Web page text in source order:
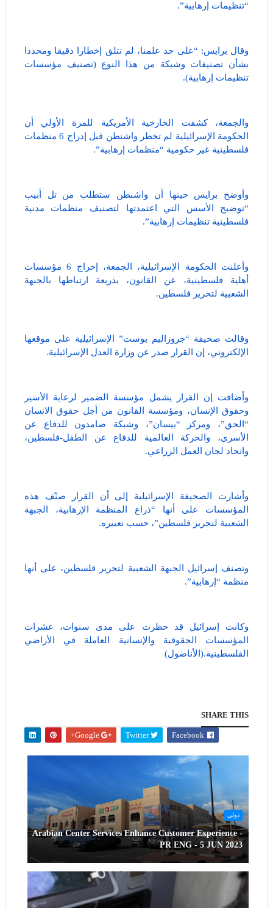
“تنظيمات إرهابية”.
وقال برايس: “على حد علمنا، لم نتلق إخطارا دقيقا ومحددا
بشأن تصنيفات وشيكة من هذا النوع (تصنيف مؤسسات
تنظيمات إرهابية).
والجمعة، كشفت الخارجية الأمريكية للمرة الأولي أن
الحكومة الإسرائيلية لم تخطر واشنطن قبل إدراج 6 منظمات
فلسطينية غير حكومية “منظمات إرهابية”.
وأوضح برايس حينها أن واشنطن ستطلب من تل أبيب
“توضيح الأسس التي اعتمدتها لتصنيف منظمات مدنية
فلسطينية تنظيمات إرهابية”.
وأعلنت الحكومة الإسرائيلية، الجمعة، إخراج 6 مؤسسات
أهلية فلسطينية، عن القانون، بذريعة ارتباطها بالجبهة
الشعبية لتحرير فلسطين.
وقالت صحيفة “جروزاليم بوست” الإسرائيلية على موقعها
الإلكتروني، إن القرار صدر عن وزارة العدل الإسرائيلية.
وأضافت إن القرار يشمل مؤسسة الضمير لرعاية الأسير
وحقوق الإنسان، ومؤسسة القانون من أجل حقوق الانسان
“الحق”، ومركز “بيسان”، وشبكة صامدون للدفاع عن
الأسرى، والحركة العالمية للدفاع عن الطفل-فلسطين،
واتحاد لجان العمل الزراعي.
وأشارت الصحيفة الإسرائيلية إلى أن القرار صنّف هذه
المؤسسات على أنها “ذراع المنظمة الإرهابية، الجبهة
الشعبية لتحرير فلسطين”، حسب تعبيره.
وتصنف إسرائيل الجبهة الشعبية لتحرير فلسطين، على أنها
منظمة “إرهابية”.
وكانت إسرائيل قد حظرت على مدى سنوات، عشرات
المؤسسات الحقوقية والإنسانية العاملة في الأراضي
الفلسطينية.(الأناضول)
SHARE THIS
Facebook
Twitter
Google+
دولي
Arabian Center Services Enhance Customer Experience -
PR ENG - 5 JUN 2023